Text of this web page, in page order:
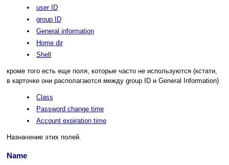
user ID
group ID
General information
Home dir
Shell
кроме того есть еще поля, которые часто не используются (кстати,
в карточке они располагаются между group ID и General Information)
Class
Password change time
Account expiration time
Назначение этих полей.
Name